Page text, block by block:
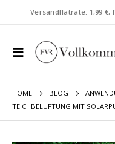
Versandflatrate: 1,99 €,
HOME BLOG
TEICHBELÜFTUNG MIT